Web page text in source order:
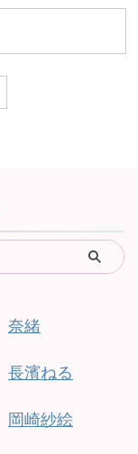
奈緒
長濱ねる
岡崎紗絵